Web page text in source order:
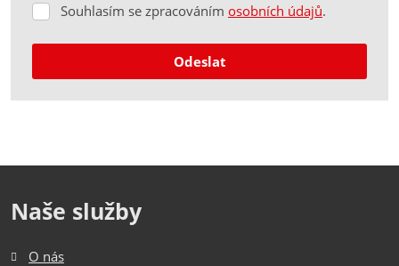
Souhlasím
zpracováním
Souhlasím se zpracováním osobních údajů.
Odeslat
Naše služby
O nás